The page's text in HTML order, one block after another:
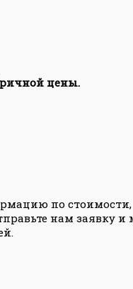
цены.
по стоимости,
нам заявку и